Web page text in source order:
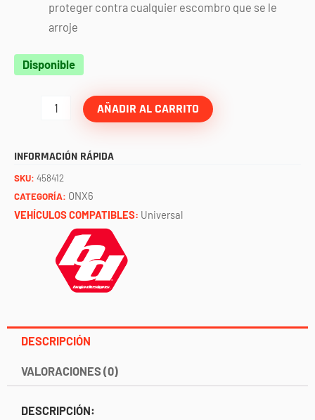
proteger contra cualquier escombro que se le
arroje
Disponible
Mica
BAJA
DESIGNS
AÑADIR AL CARRITO
INFORMACIÓN RÁPIDA
SKU: 458412
CATEGORÍA: ONX6
VEHÍCULOS COMPATIBLES: Universal
DESCRIPCIÓN
VALORACIONES (0)
DESCRIPCIÓN: